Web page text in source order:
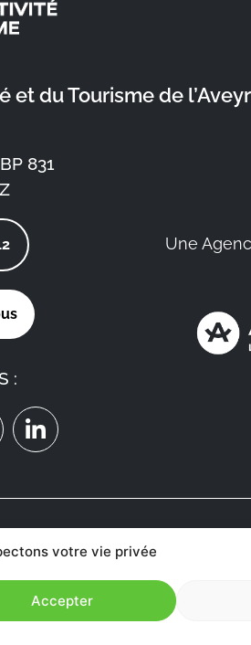
votre vie privée
Accepter
du Tourisme de
831
:
Une
ON RECRUTE